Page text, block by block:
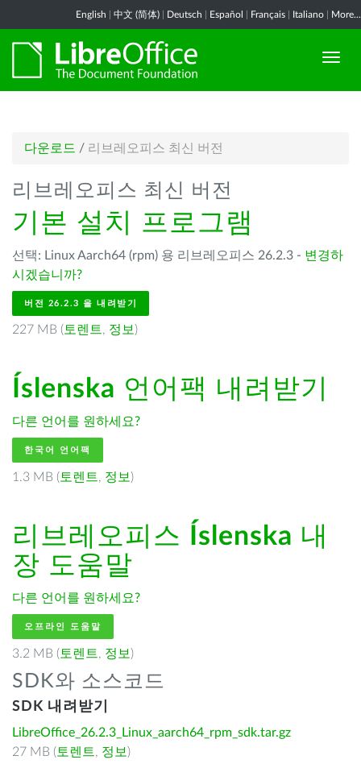
English 中文 (简体) Deutsch Español Français Italiano More...
다운로드 / 리브레오피스 최신 버전
리브레오피스 최신 버전
기본 설치 프로그램
선택: Linux Aarch64 (rpm) 용 리브레오피스 26.2.3 - 변경하
시겠습니까?
버전 26.2.3 을 내려받기
227 MB ( 토렌트, 정보 )
Íslenska 언어팩 내려받기
다른 언어를 원하세요?
한국어 언어팩
1.3 MB ( 토렌트, 정보 )
리브레오피스 Íslenska 내
장 도움말
다른 언어를 원하세요?
오프라인 도움말
3.2 MB ( 토렌트, 정보 )
SDK와 소스코드
SDK 내려받기
LibreOffice_26.2.3_Linux_aarch64_rpm_sdk.tar.gz
27 MB ( 토렌트, 정보 )